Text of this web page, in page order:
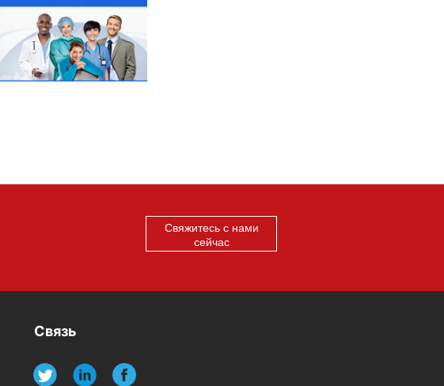
Свяжитесь с нами
сейчас
Связь